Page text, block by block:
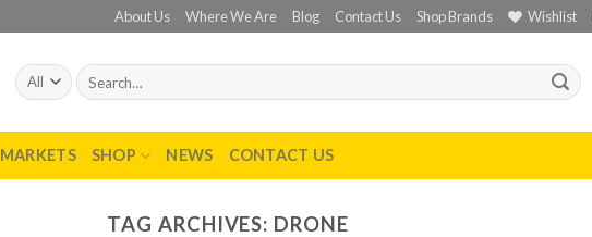
About Us Where We Are Blog Contact Us Shop Brands Wishlist
Search
for:
MARKETS SHOP NEWS CONTACT US
TAG ARCHIVES: DRONE